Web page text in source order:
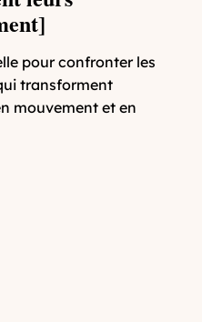
pour confronter les
transforment
mouvement et en